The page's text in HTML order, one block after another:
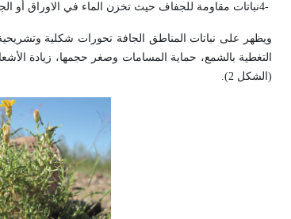
4-نباتات مقاومة للجفاف حيث تخزن الماء في الاوراق أو
ويظهر على نباتات المناطق الجافة تحورات شكلية
التغطية بالشمع، حماية المسامات وصغر حجمها، زيادة
(الشكل 2).